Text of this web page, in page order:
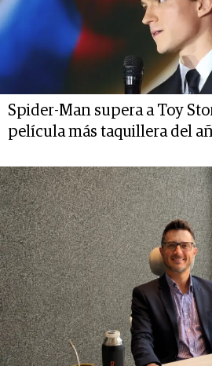
Spider-Man supera a Toy
película más taquillera del